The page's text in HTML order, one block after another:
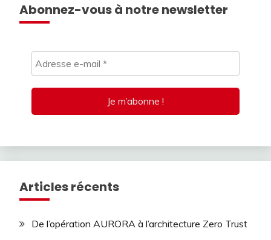
Abonnez-vous à notre newsletter
Articles récents
De l’opération AURORA à l’architecture Zero Trust